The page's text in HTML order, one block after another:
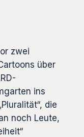
zwei
über
ins
die
noch Leute,